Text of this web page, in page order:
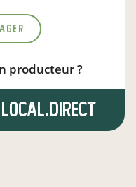
producteur ?
local.direct